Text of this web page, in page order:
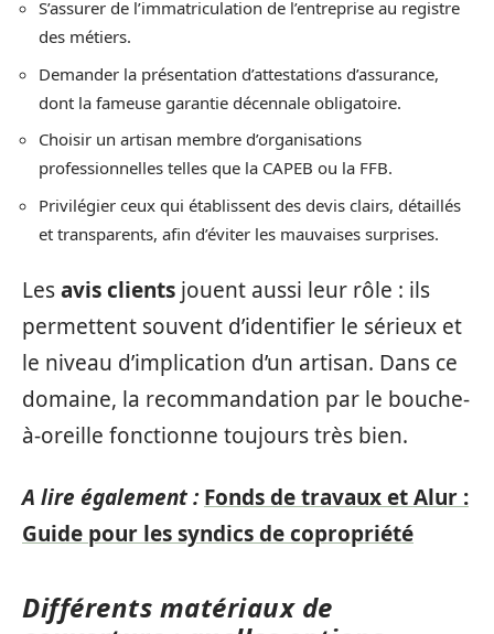
S’assurer de l’immatriculation de l’entreprise au registre
des métiers.
Demander la présentation d’attestations d’assurance,
dont la fameuse garantie décennale obligatoire.
Choisir un artisan membre d’organisations
professionnelles telles que la CAPEB ou la FFB.
Privilégier ceux qui établissent des devis clairs, détaillés
et transparents, afin d’éviter les mauvaises surprises.
Lesavis clients jouent aussi leur rôle : ils
permettent souvent d’identifier le sérieux et
le niveau d’implication d’un artisan. Dans ce
domaine, la recommandation par le bouche-
à-oreille fonctionne toujours très bien.
A lire également : Fonds de travaux et Alur :
Guide pour les syndics de copropriété
Différents matériaux de